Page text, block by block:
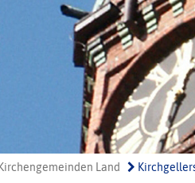
Kirchengemeinden Land